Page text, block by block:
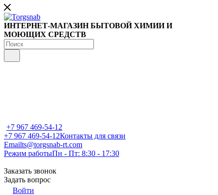
ИНТЕРНЕТ-МАГАЗИН БЫТОВОЙ ХИМИИ И
МОЮЩИХ СРЕДСТВ
+7 967 469-54-12
+7 967 469-54-12Контакты для связи
Emailts@torgsnab-rt.com
Режим работыПн - Пт: 8:30 - 17:30
Заказать звонок
Задать вопрос
Войти